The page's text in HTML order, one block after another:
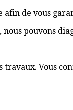
afin de vous
pouvons
Vous